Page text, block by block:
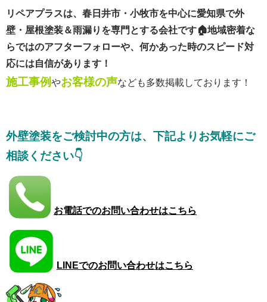
リペアプラスは、春日井市・小牧市を中心に愛知県で外
壁・屋根塗装＆雨漏りを専門とする会社です🏠地域密着な
らではのアフターフォローや、何かあった時のスピード対
応には自信があります！
施工事例やお客様の声なども多数掲載しております！
外壁塗装をご検討中の方は、下記よりお気軽にご
相談ください👇
お電話でのお問い合わせはこちら
LINEでのお問い合わせはこちら